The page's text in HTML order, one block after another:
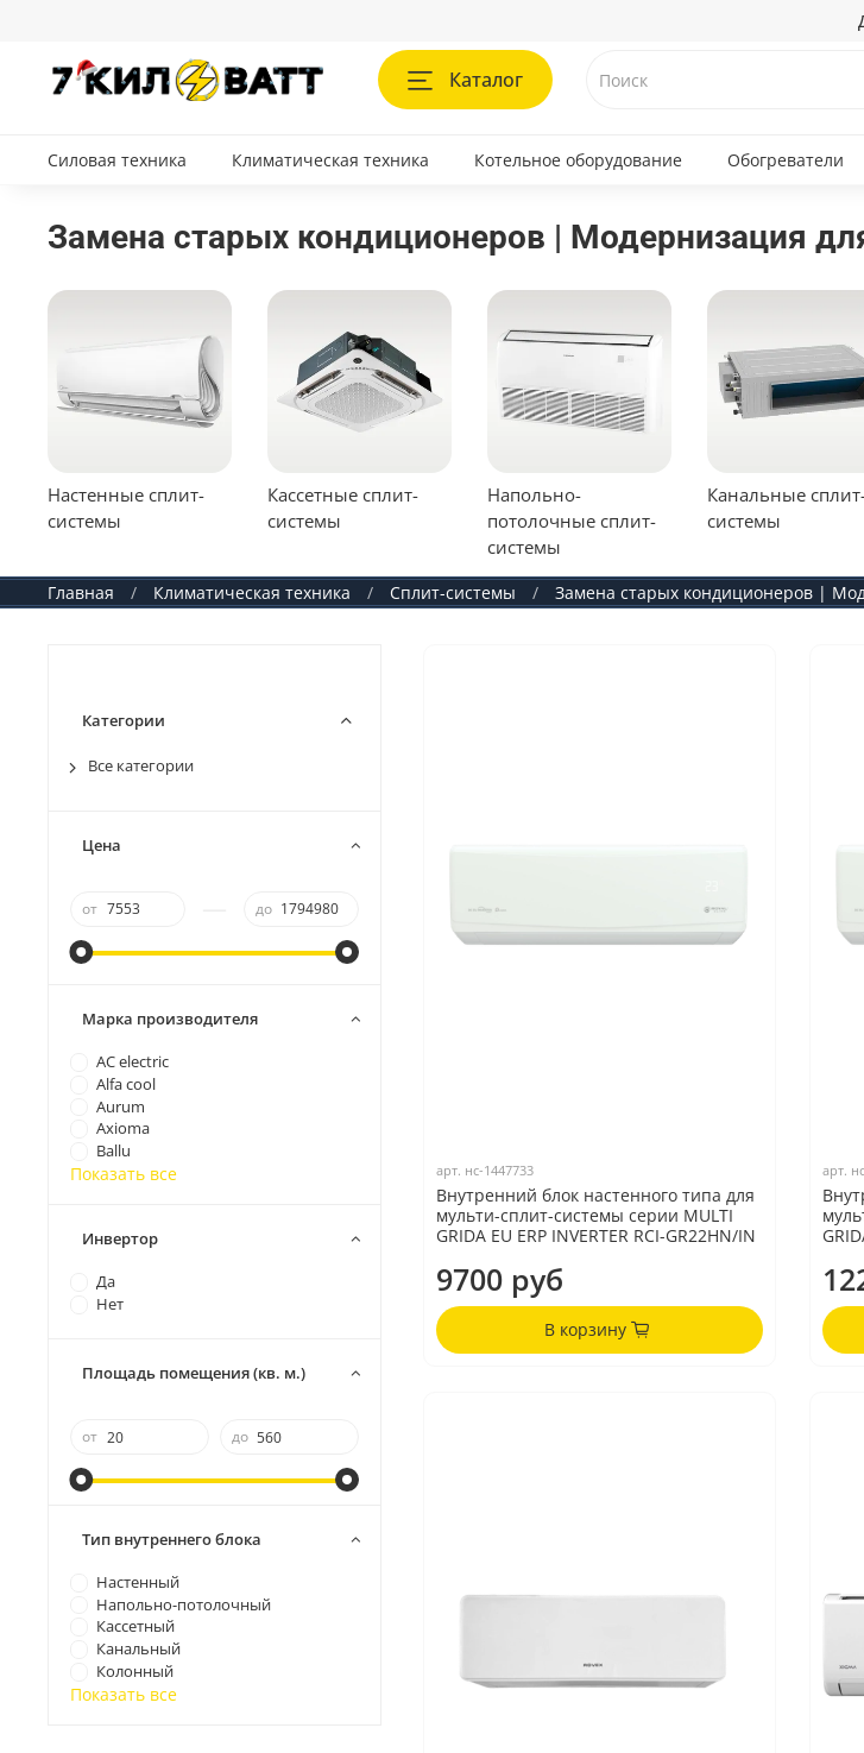
Каталог
Силовая техника Климатическая техника Котельное оборудование Обогреватели
Замена старых кондиционеров | Модернизация
Настенные сплит-
системы
Кассетные сплит-
системы
Напольно-
потолочные сплит-
системы
Канальные
системы
Главная Климатическая техника Сплит-системы Замена старых кондиционеров |
арт. нс-1447733
Внутренний блок настенного типа для
мульти-сплит-системы серии MULTI
GRIDA EU ERP INVERTER RCI-GR22HN/IN
9700 руб
В корзину
арт.
Категории
Все категории
Цена
от до
Марка производителя
AC electric
Alfa cool
Aurum
Axioma
Ballu
Показать все
Инвертор
Да
Нет
Площадь помещения (кв. м.)
от до
Тип внутреннего блока
Настенный
Напольно-потолочный
Кассетный
Канальный
Колонный
Показать все